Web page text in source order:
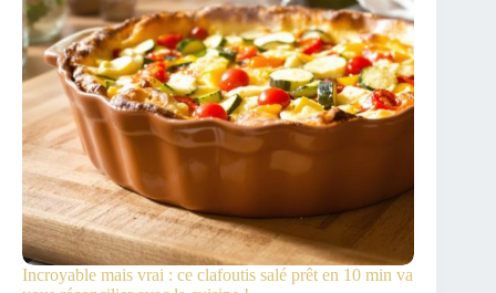
Incroyable mais vrai : ce clafoutis salé prêt en 10 min va